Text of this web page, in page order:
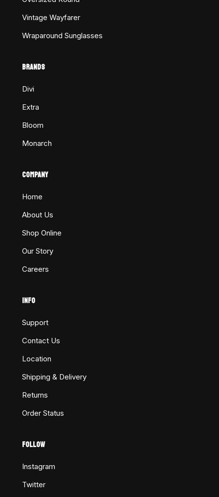
Vintage Wayfarer
Wraparound Sunglasses
BRANDS
Divi
Extra
Bloom
Monarch
COMPANY
Home
About Us
Shop Online
Our Story
Careers
INFO
Support
Contact Us
Location
Shipping & Delivery
Returns
Order Status
FOLLOW
Instagram
Twitter